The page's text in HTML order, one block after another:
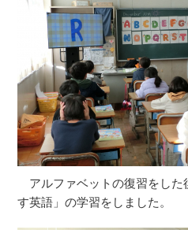
アルファベットの復習をした
す英語」の学習をしました。